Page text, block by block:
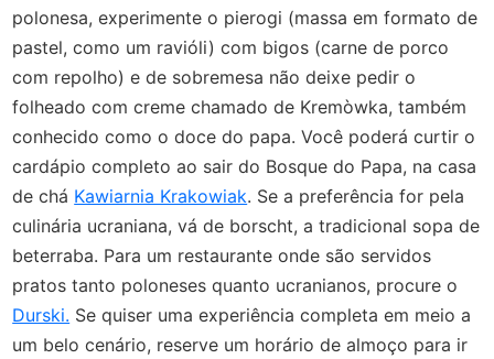
polonesa, experimente o pierogi (massa em formato de
pastel, como um ravióli) com bigos (carne de porco
com repolho) e de sobremesa não deixe pedir o
folheado com creme chamado de Kremòwka, também
conhecido como o doce do papa. Você poderá curtir o
cardápio completo ao sair do Bosque do Papa, na casa
de chá Kawiarnia Krakowiak. Se a preferência for pela
culinária ucraniana, vá de borscht, a tradicional sopa de
beterraba. Para um restaurante onde são servidos
pratos tanto poloneses quanto ucranianos, procure o
Durski. Se quiser uma experiência completa em meio a
um belo cenário, reserve um horário de almoço para ir